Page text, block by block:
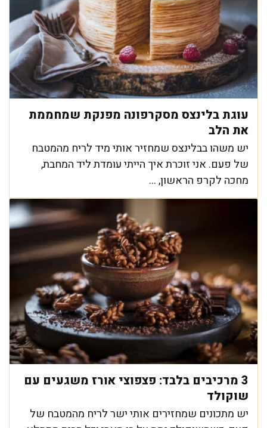
עוגת בלינצס מסקרפונה מפנקת שמחממת
את הלב
יש משהו בבלינצס שמחזיר אותי מיד לריח מהמטבח
של פעם. אני זוכרת איך הייתי עומדת ליד המחבת,
מחכה לקרפ הראשון, ...
3 מרכיבים בלבד: פצפוצי אורז משגעים עם
שוקולד
יש מתכונים שמחזירים אותי ישר לריח מהמטבח של